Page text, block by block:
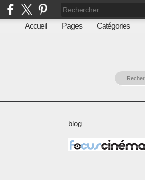
Accueil Pages Catégories
blog